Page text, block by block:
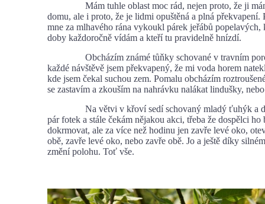
Mám tuhle oblast moc rád, nejen proto, že ji
domu, ale i proto, že je lidmi opuštěná a plná překvapení.
mne za mlhavého rána vykoukl párek jeřábů popelavých,
doby každoročně vídám a kteří tu pravidelně hnízdí.
Obcházím známé tůňky schované v travním
každé návštěvě jsem překvapený, že mi voda horem
kde jsem čekal suchou zem. Pomalu obcházím
se zastavím a zkouším na nahrávku nalákat lindušky,
Na větvi v křoví sedí schovaný mladý ťuhýk a
pár fotek a stále čekám nějakou akci, třeba že dospělci ho
dokrmovat, ale za více než hodinu jen zavře levé oko,
obě, zavře levé oko, nebo zavře obě. Jo a ještě díky
změní polohu. Toť vše.